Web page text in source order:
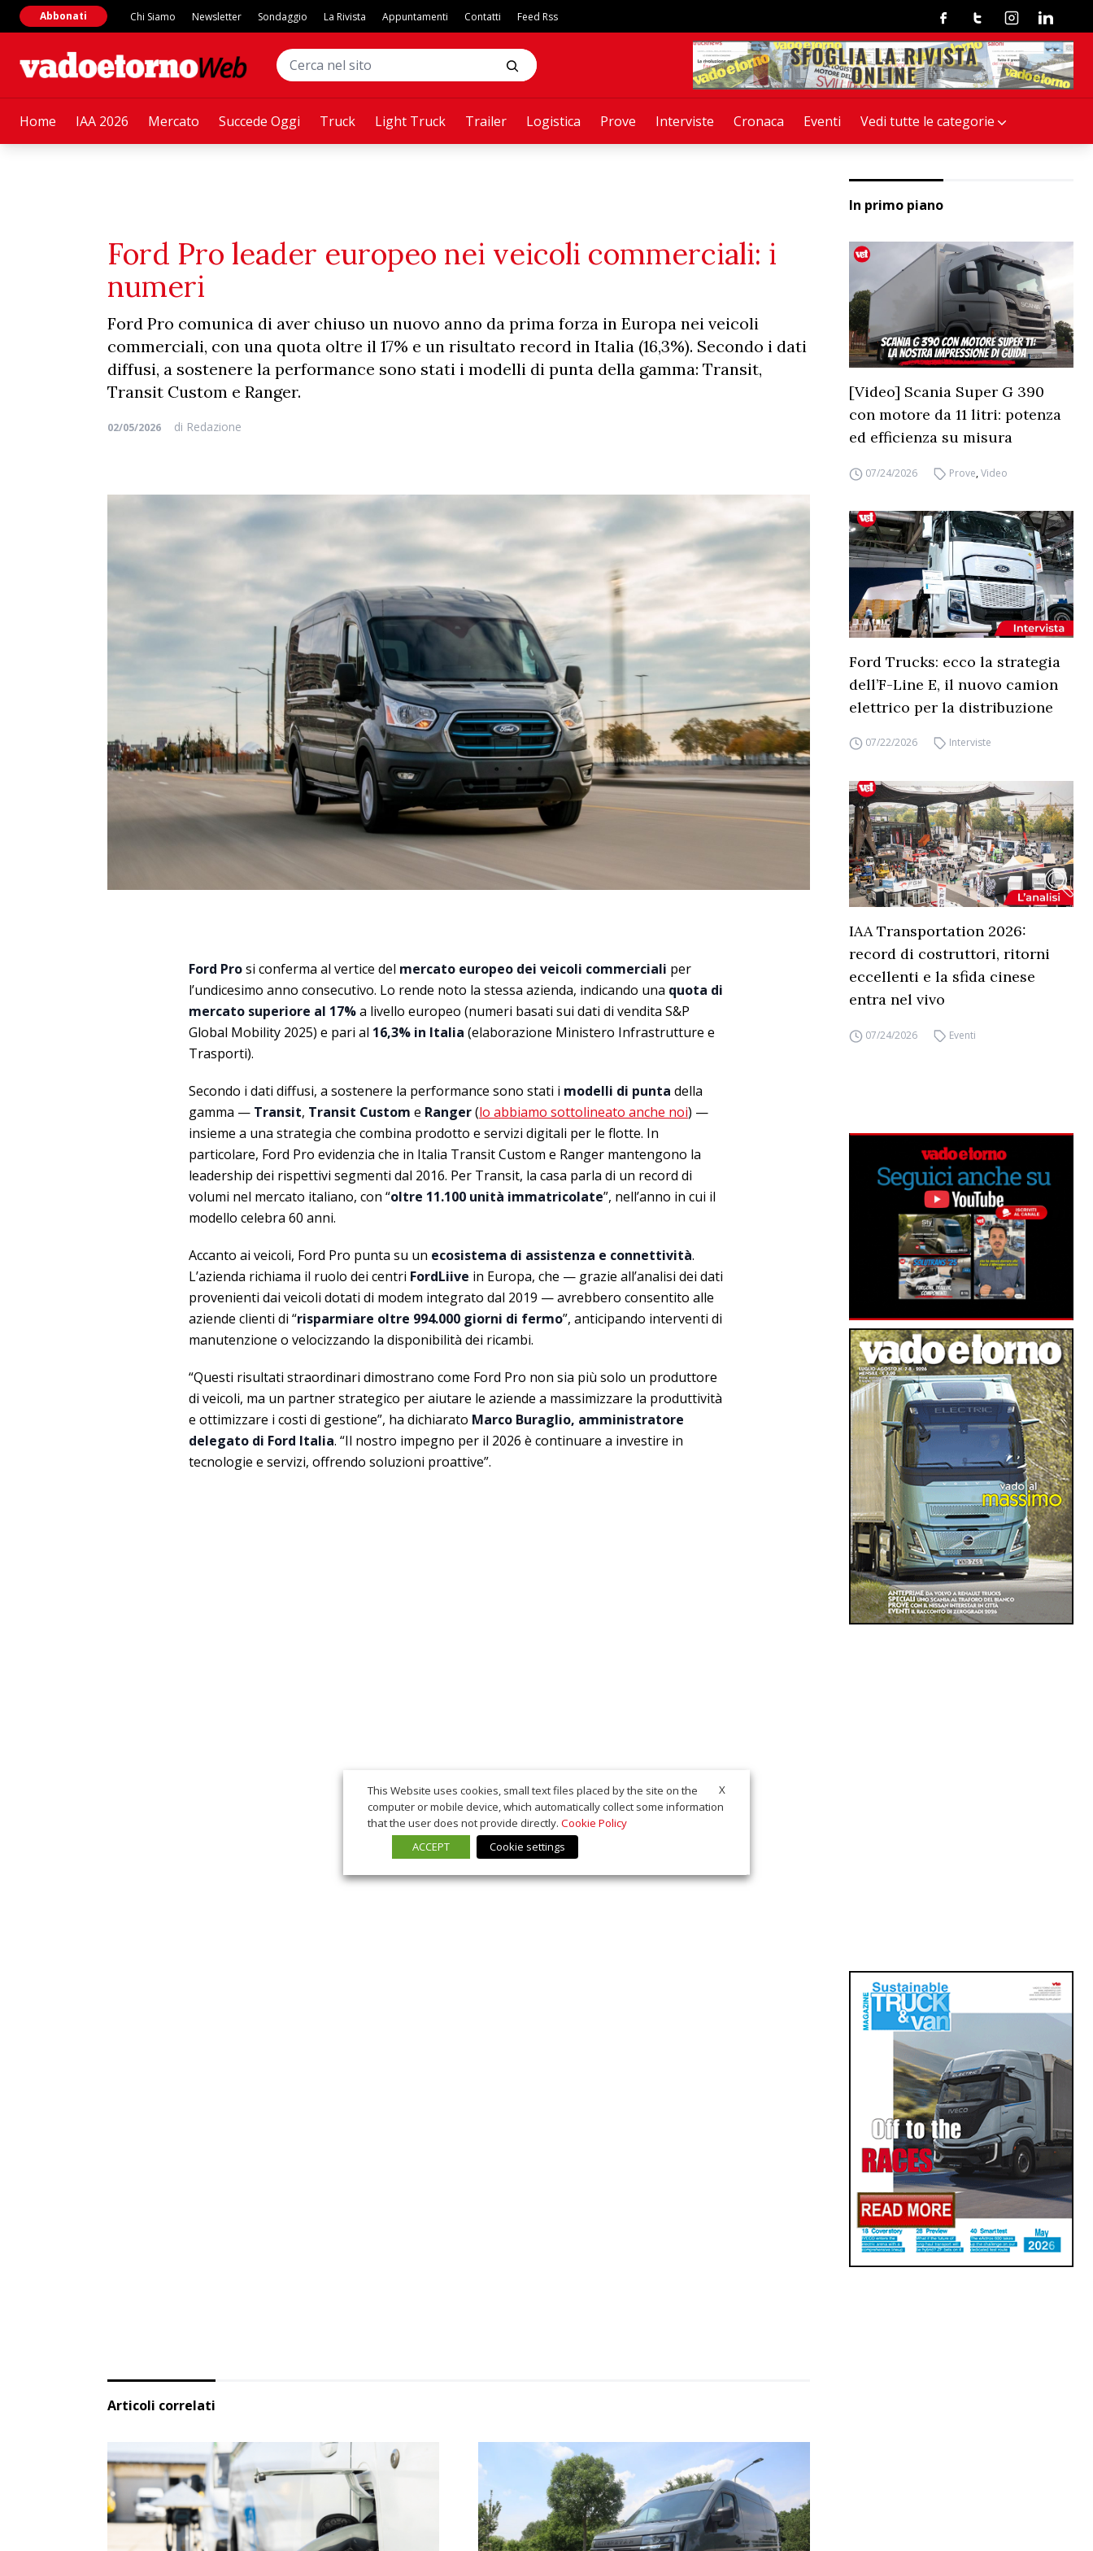
Home IAA 2026 Mercato Succede Oggi Truck Light Truck Trailer Logistica Prove Interviste Cronaca Eventi Vedi tutte le categorie
Abbonati Chi Siamo Newsletter Sondaggio La Rivista Appuntamenti Contatti Feed Rss FacebookTwitterInstagramLinkedin
Ford Pro leader europeo nei veicoli commerciali: i
numeri
Ford Pro comunica di aver chiuso un nuovo anno da prima forza in Europa nei veicoli
commerciali, con una quota oltre il 17% e un risultato record in Italia (16,3%). Secondo i dati
diffusi, a sostenere la performance sono stati i modelli di punta della gamma: Transit,
Transit Custom e Ranger.
02/05/2026 di Redazione
Ford Prosi conferma al vertice del mercato europeo dei veicoli commerciali per
l’undicesimo anno consecutivo. Lo rende noto la stessa azienda, indicando una quota di
mercato superiore al 17%a livello europeo (numeri basati sui dati di vendita S&P
Global Mobility 2025) e pari al 16,3% in Italia (elaborazione Ministero Infrastrutture e
Trasporti).
Secondo i dati diffusi, a sostenere la performance sono stati i modelli di punta della
gamma — Transit, Transit Custom e Ranger(lo abbiamo sottolineato anche noi) —
insieme a una strategia che combina prodotto e servizi digitali per le flotte. In
particolare, Ford Pro evidenzia che in Italia Transit Custom e Ranger mantengono la
leadership dei rispettivi segmenti dal 2016. Per Transit, la casa parla di un record di
volumi nel mercato italiano, con “oltre 11.100 unità immatricolate”, nell’anno in cui il
modello celebra 60 anni.
Accanto ai veicoli, Ford Pro punta su un ecosistema di assistenza e connettività.
L’azienda richiama il ruolo dei centri FordLiive in Europa, che — grazie all’analisi dei dati
provenienti dai veicoli dotati di modem integrato dal 2019 — avrebbero consentito alle
aziende clienti di “risparmiare oltre 994.000 giorni di fermo”, anticipando interventi di
manutenzione o velocizzando la disponibilità dei ricambi.
“Questi risultati straordinari dimostrano come Ford Pro non sia più solo un produttore
di veicoli, ma un partner strategico per aiutare le aziende a massimizzare la produttività
e ottimizzare i costi di gestione”, ha dichiarato Marco Buraglio, amministratore
delegato di Ford Italia. “Il nostro impegno per il 2026 è continuare a investire in
tecnologie e servizi, offrendo soluzioni proattive”.
In primo piano
[Video] Scania Super G 390
con motore da 11 litri: potenza
ed efficienza su misura
07/24/2026 Prove,Video
Ford Trucks: ecco la strategia
dell’F-Line E, il nuovo camion
elettrico per la distribuzione
07/22/2026 Interviste
IAA Transportation 2026:
record di costruttori, ritorni
eccellenti e la sfida cinese
entra nel vivo
07/24/2026 Eventi
Articoli correlati
X
This Website uses cookies, small text files placed by the site on the
computer or mobile device, which automatically collect some information
that the user does not provide directly. Cookie Policy
ACCEPT
Cookie settings